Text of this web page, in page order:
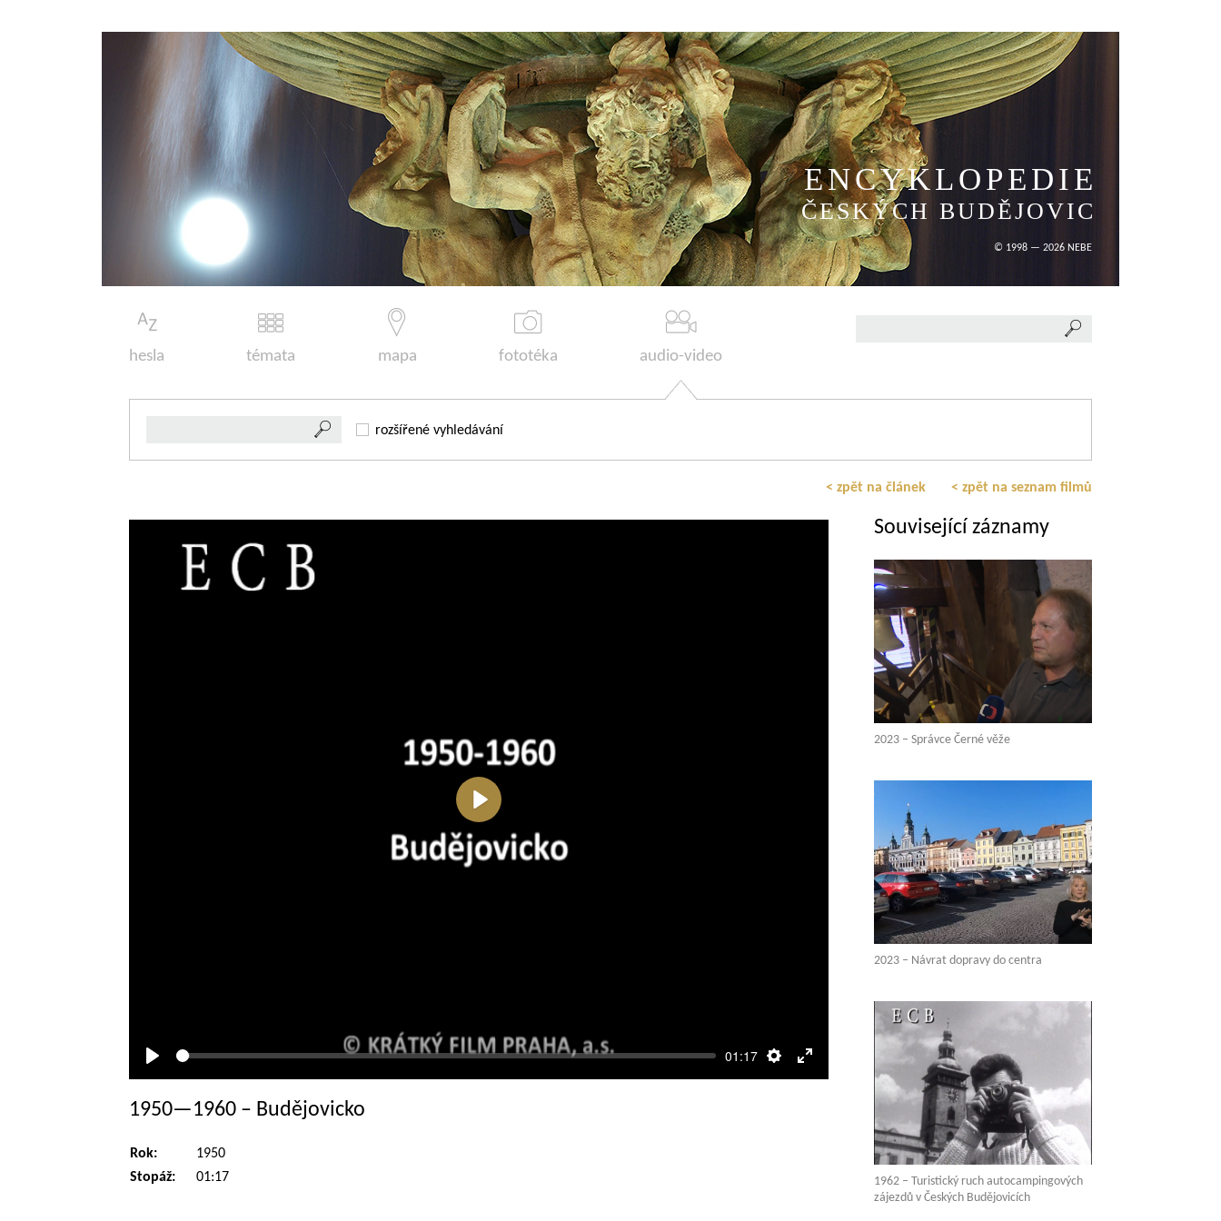
ENCYKLOPEDIE
ČESKÝCH BUDĚJOVIC
© 1998 — 2026 NEBE
hesla témata mapa fototéka audio-video
rozšířené vyhledávání
< zpět na článek < zpět na seznam filmů
Přehrát
01:17
Nastavení
Režim
Přehrát
1950—1960 – Budějovicko
Rok:
1950
Stopáž:
01:17
Související záznamy
2023 – Správce Černé věže
2023 – Návrat dopravy do centra
1962 – Turistický ruch autocampingových
zájezdů v Českých Budějovicích